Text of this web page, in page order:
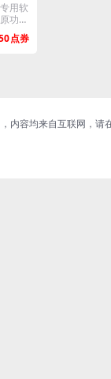
用软
功
内容均来自互联网，